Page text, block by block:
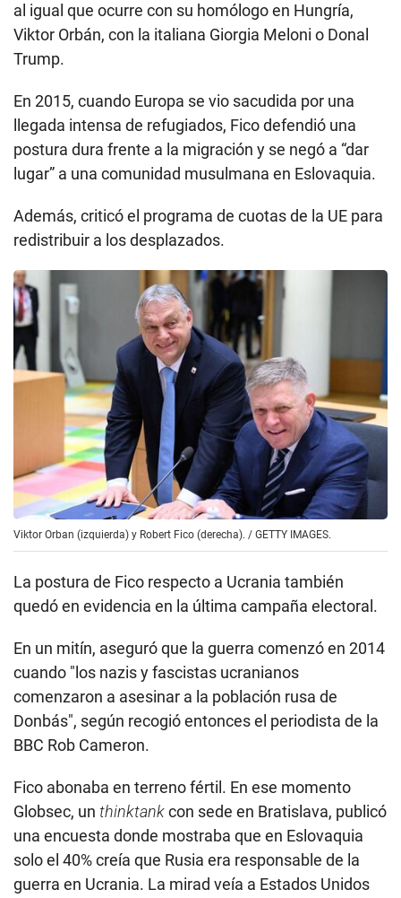
al igual que ocurre con su homólogo en Hungría,
Viktor Orbán, con la italiana Giorgia Meloni o Donal
Trump.
En 2015, cuando Europa se vio sacudida por una
llegada intensa de refugiados, Fico defendió una
postura dura frente a la migración y se negó a “dar
lugar” a una comunidad musulmana en Eslovaquia.
Además, criticó el programa de cuotas de la UE para
redistribuir a los desplazados.
Viktor Orban (izquierda) y Robert Fico (derecha). / GETTY IMAGES.
La postura de Fico respecto a Ucrania también
quedó en evidencia en la última campaña electoral.
En un mitín, aseguró que la guerra comenzó en 2014
cuando "los nazis y fascistas ucranianos
comenzaron a asesinar a la población rusa de
Donbás", según recogió entonces el periodista de la
BBC Rob Cameron.
Fico abonaba en terreno fértil. En ese momento
Globsec, un thinktankcon sede en Bratislava, publicó
una encuesta donde mostraba que en Eslovaquia
solo el 40% creía que Rusia era responsable de la
guerra en Ucrania. La mirad veía a Estados Unidos